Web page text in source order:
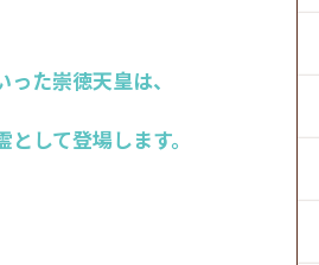
た崇徳天皇は、
して登場します。